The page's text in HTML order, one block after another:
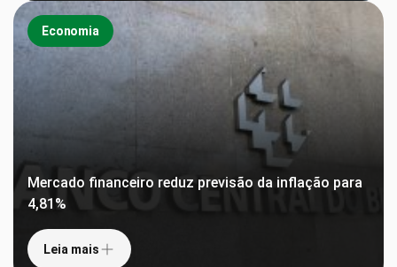
Economia
Mercado financeiro reduz previsão da inflação para
4,81%
Leia mais